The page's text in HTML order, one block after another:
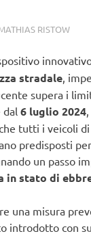
RISTOWGUIDE
stradale,
supera i
6 luglio 2024
tutti i veicoli
predisposti
un passo
in stato di
una misura
introdotto con